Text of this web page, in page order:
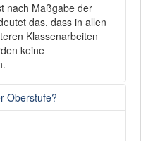
nach Maßgabe der
das, dass in allen
Klassenarbeiten
keine
Oberstufe?